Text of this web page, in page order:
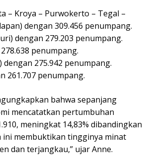
– Kroya – Purwokerto – Tegal –
dengan 309.456 penumpang.
dengan 279.203 penumpang.
penumpang.
dengan 275.942 penumpang.
261.707 penumpang.
bahwa sepanjang
mencatatkan pertumbuhan
meningkat 14,83% dibandingkan
ini membuktikan tingginya minat
dan terjangkau,” ujar Anne.